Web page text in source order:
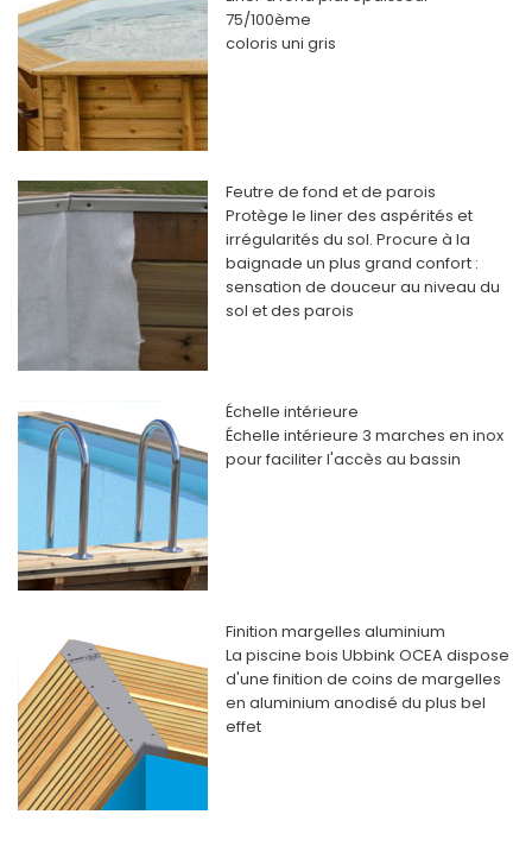
75/100ème
coloris uni gris
Feutre de fond et de parois
Protège le liner des aspérités et
irrégularités du sol. Procure à la
baignade un plus grand confort :
sensation de douceur au niveau du
sol et des parois
Échelle intérieure
Échelle intérieure 3 marches en inox
pour faciliter l'accès au bassin
Finition margelles aluminium
La piscine bois Ubbink OCEA dispose
d'une finition de coins de margelles
en aluminium anodisé du plus bel
effet